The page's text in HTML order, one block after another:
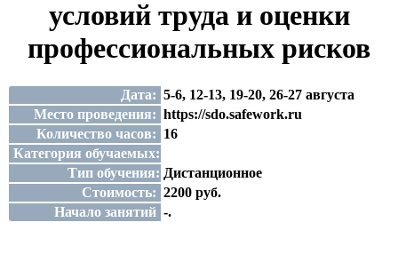
условий труда и оценки
профессиональных рисков
Дата: 5-6, 12-13, 19-20, 26-27 августа
Место проведения: https://sdo.safework.ru
Количество часов: 16
Категория обучаемых:
Тип обучения: Дистанционное
Стоимость: 2200 руб.
Начало занятий -.